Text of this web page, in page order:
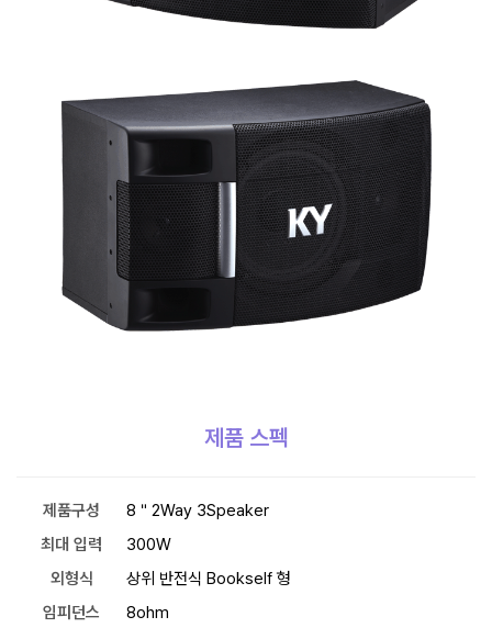
제품 스펙
제품구성
8＂2Way 3Speaker
최대 입력
300W
외형식
상위 반전식 Bookself 형
임피던스
8ohm